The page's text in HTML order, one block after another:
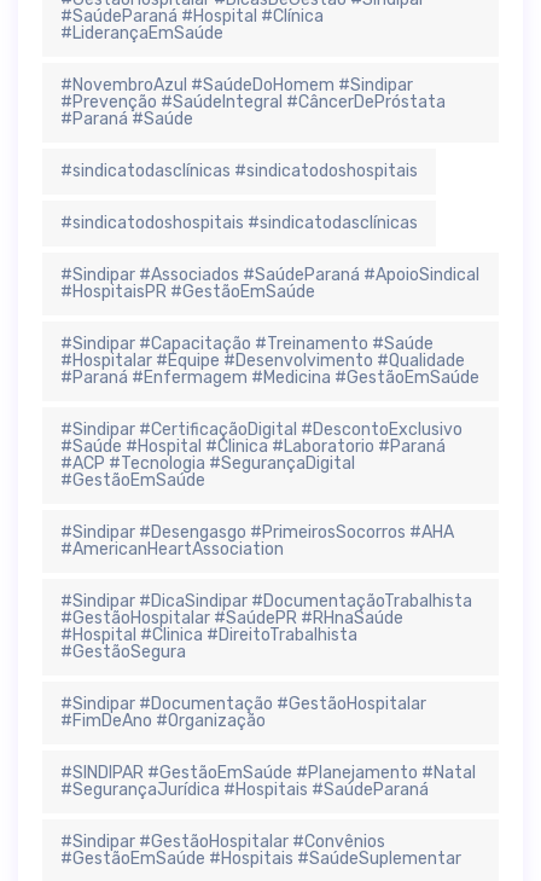
#SaúdeParaná #Hospital #Clínica
#LiderançaEmSaúde
#NovembroAzul #SaúdeDoHomem #Sindipar
#Prevenção #SaúdeIntegral #CâncerDePróstata
#Paraná #Saúde
#sindicatodasclínicas #sindicatodoshospitais
#sindicatodoshospitais #sindicatodasclínicas
#Sindipar #Associados #SaúdeParaná #ApoioSindical
#HospitaisPR #GestãoEmSaúde
#Sindipar #Capacitação #Treinamento #Saúde
#Hospitalar #Equipe #Desenvolvimento #Qualidade
#Paraná #Enfermagem #Medicina #GestãoEmSaúde
#Sindipar #CertificaçãoDigital #DescontoExclusivo
#Saúde #Hospital #Clinica #Laboratorio #Paraná
#ACP #Tecnologia #SegurançaDigital
#GestãoEmSaúde
#Sindipar #Desengasgo #PrimeirosSocorros #AHA
#AmericanHeartAssociation
#Sindipar #DicaSindipar #DocumentaçãoTrabalhista
#GestãoHospitalar #SaúdePR #RHnaSaúde
#Hospital #Clinica #DireitoTrabalhista
#GestãoSegura
#Sindipar #Documentação #GestãoHospitalar
#FimDeAno #Organização
#SINDIPAR #GestãoEmSaúde #Planejamento #Natal
#SegurançaJurídica #Hospitais #SaúdeParaná
#Sindipar #GestãoHospitalar #Convênios
#GestãoEmSaúde #Hospitais #SaúdeSuplementar